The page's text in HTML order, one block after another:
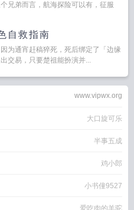
兄弟而言，航海探险可以有，征服
自救指南
为通宵赶稿猝死，死后绑定了「边缘
交易，只要楚祖能扮演并...
www.vipwx.org
大口旋可乐
半事五成
鸡小郎
小书僮9527
爱吃肉的羊驼